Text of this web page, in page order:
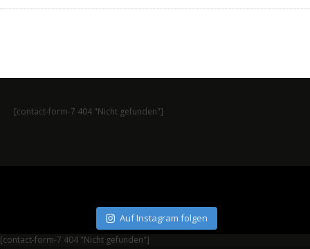
[contact-form-7 404 "Nicht gefunden"]
Auf Instagram folgen
[contact-form-7 404 "Nicht gefunden"]